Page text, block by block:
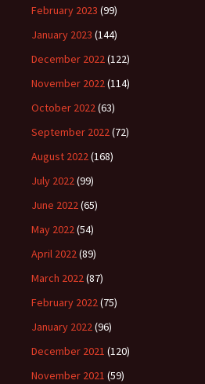
February 2023 (99)
January 2023 (144)
December 2022(122)
November 2022(114)
October 2022(63)
September 2022(72)
August 2022(168)
July 2022(99)
June 2022(65)
May 2022(54)
April 2022(89)
March 2022(87)
February 2022(75)
January 2022(96)
December 2021 (120)
November 2021 (59)